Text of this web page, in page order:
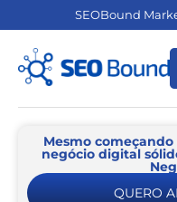
SEOBound
Mesmo
negócio digital
QUERO